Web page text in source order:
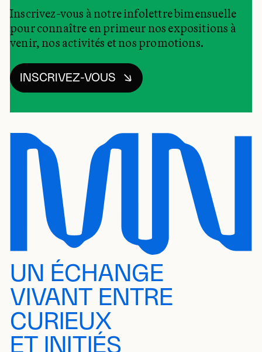
Inscrivez-vous à notre infolettre bimensuelle
pour connaître en primeur nos expositions à
venir, nos activités et nos promotions.
INSCRIVEZ-VOUS
UN ÉCHANGE
VIVANT ENTRE
CURIEUX
ET INITIÉS